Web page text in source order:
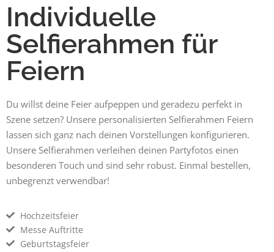
33 Gute Gründe
für unsere boothME Eventartikel
Individuelle
Selfierahmen für
Feiern
Du willst deine Feier aufpeppen und geradezu perfekt in
Szene setzen? Unsere personalisierten Selfierahmen Feiern
lassen sich ganz nach deinen Vorstellungen konfigurieren.
Unsere Selfierahmen verleihen deinen Partyfotos einen
besonderen Touch und sind sehr robust. Einmal bestellen,
unbegrenzt verwendbar!
Hochzeitsfeier
Messe Auftritte
Geburtstagsfeier